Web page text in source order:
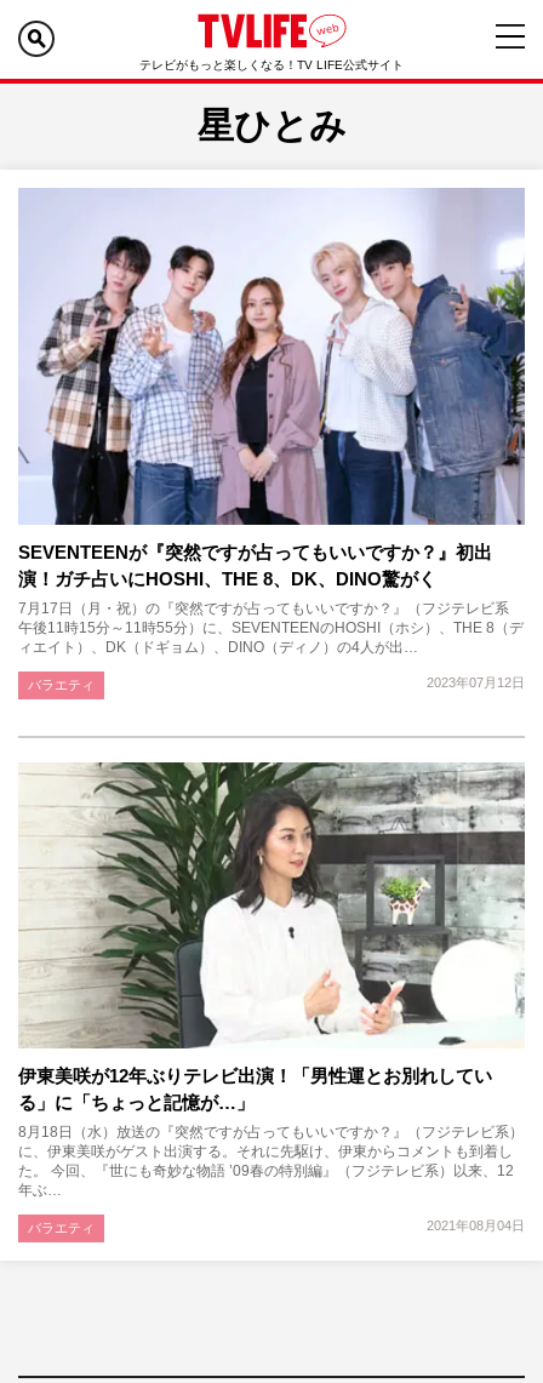
テレビがもっと楽しくなる！TV LIFE公式サイト
星ひとみ
SEVENTEENが『突然ですが占ってもいいですか？』初出
演！ガチ占いにHOSHI、THE 8、DK、DINO驚がく
7月17日（月・祝）の『突然ですが占ってもいいですか？』（フジテレビ系
午後11時15分～11時55分）に、SEVENTEENのHOSHI（ホシ）、THE 8（デ
ィエイト）、DK（ドギョム）、DINO（ディノ）の4人が出…
2023年07月12日
バラエティ
伊東美咲が12年ぶりテレビ出演！「男性運とお別れしてい
る」に「ちょっと記憶が…」
8月18日（水）放送の『突然ですが占ってもいいですか？』（フジテレビ系）
に、伊東美咲がゲスト出演する。それに先駆け、伊東からコメントも到着し
た。 今回、『世にも奇妙な物語 ’09春の特別編』（フジテレビ系）以来、12
年ぶ…
2021年08月04日
バラエティ